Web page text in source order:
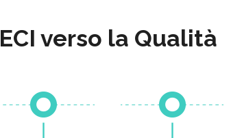
ECI verso la Qualità